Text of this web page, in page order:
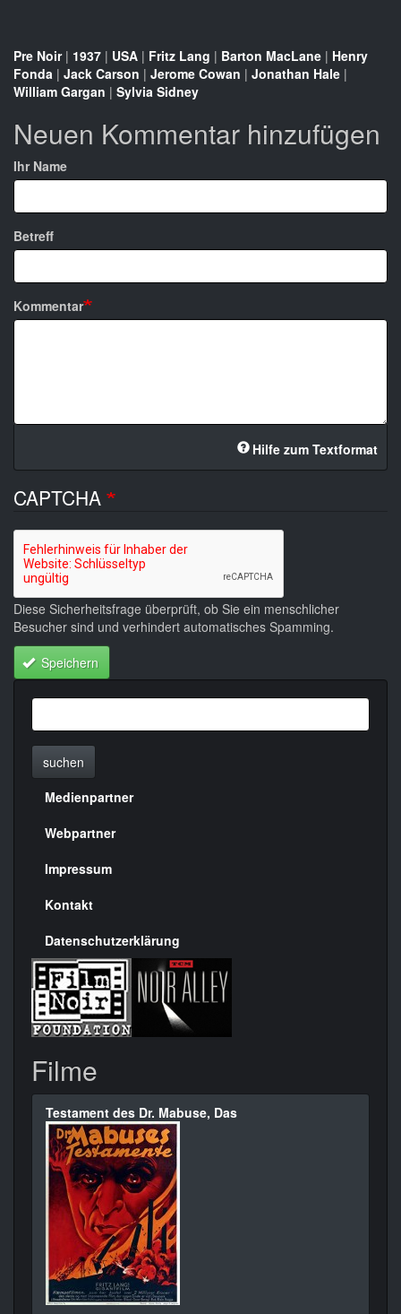
Pre Noir| 1937 | USA | Fritz Lang | Barton MacLane | Henry
Fonda | Jack Carson | Jerome Cowan | Jonathan Hale |
William Gargan | Sylvia Sidney
Neuen Kommentar hinzufügen
Ihr Name
Betreff
Kommentar
Hilfe zum Textformat
CAPTCHA
Diese Sicherheitsfrage überprüft, ob Sie ein menschlicher
Besucher sind und verhindert automatisches Spamming.
Speichern
suchen
Menülinks
rechte
Seite
Medienpartner
Webpartner
Impressum
Kontakt
Datenschutzerklärung
Filme
Testament des Dr. Mabuse, Das